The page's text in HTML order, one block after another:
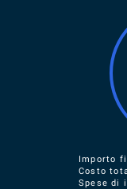
Importo
Costo
Spese di